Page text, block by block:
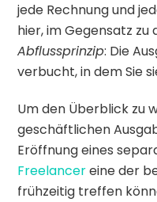
jede Rechnung und
hier, im Gegensatz zu
Abflussprinzip: Die
verbucht, in dem Sie
Um den Überblick zu
geschäftlichen
Eröffnung eines
Freelancereine der
frühzeitig treffen